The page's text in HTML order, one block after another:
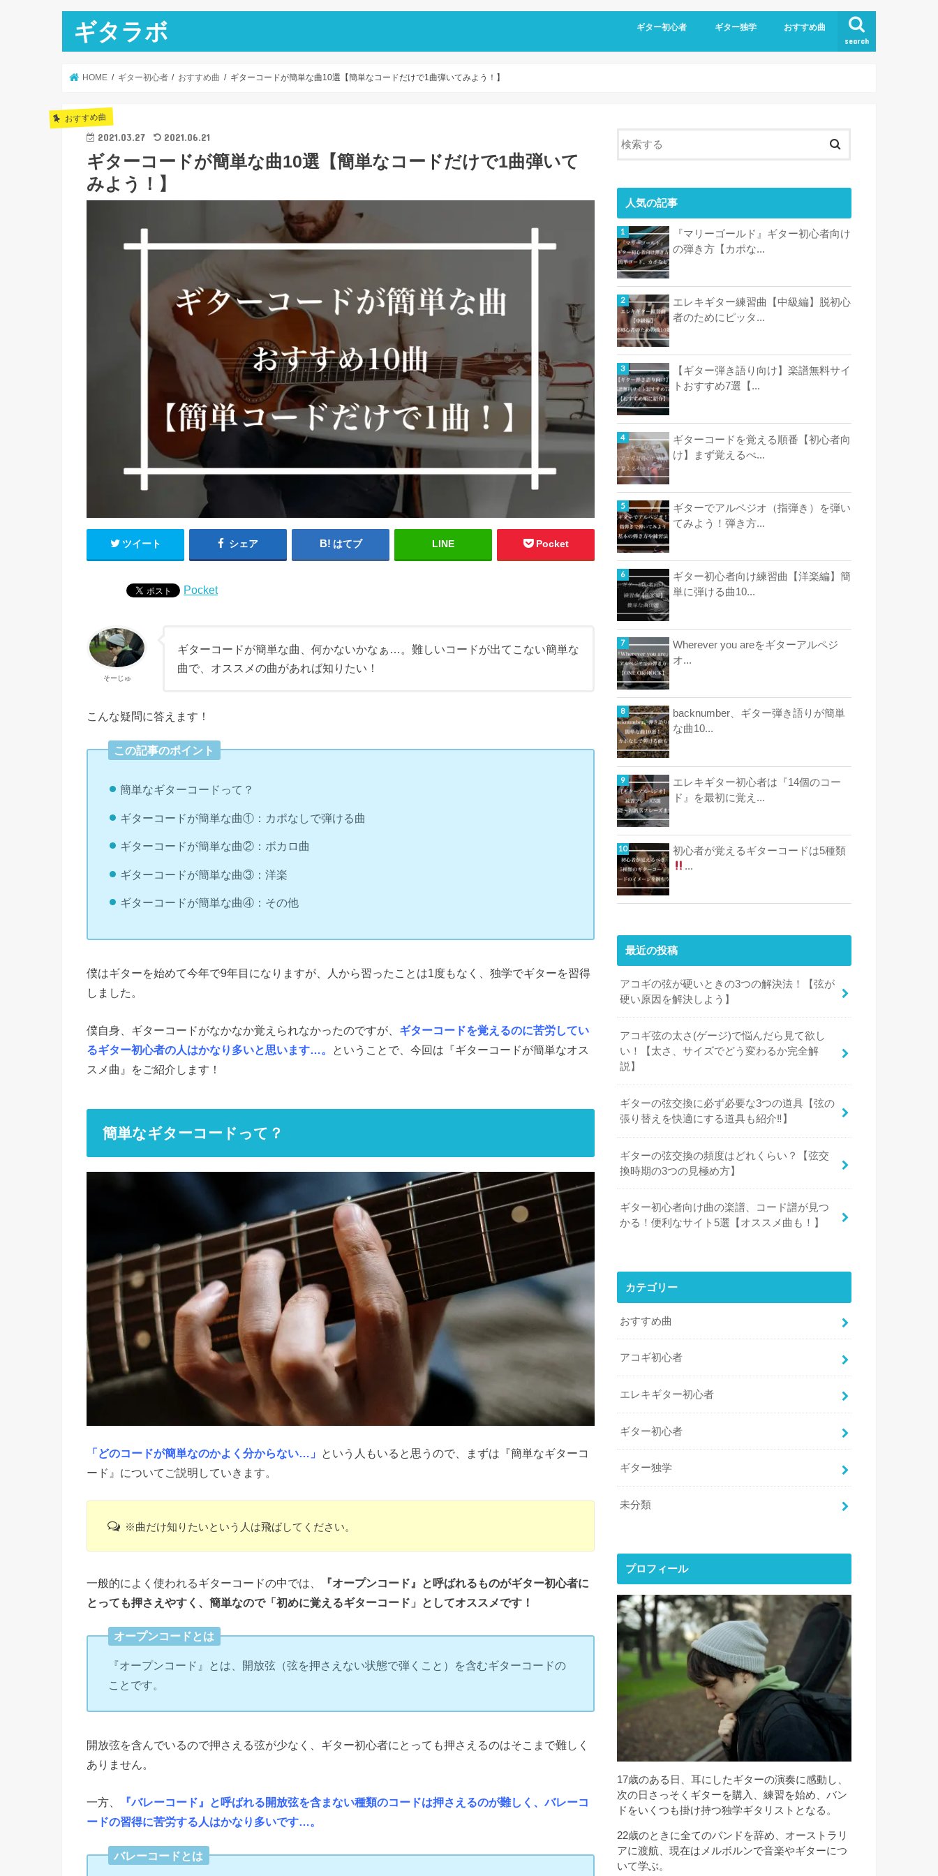
ギタラボ search
ギター初心者 ギター独学 おすすめ曲
HOME ギター初心者 おすすめ曲 ギターコードが簡単な曲10選【簡単なコードだけで1曲弾いてみよう！】
おすすめ曲
2021.03.27 2021.06.21
ギターコードが簡単な曲10選【簡単なコードだけで1曲弾いて
みよう！】
ツイート シェア はてブ LINE Pocket
Pocket
そーじゅ
ギターコードが簡単な曲、何かないかなぁ…。難しいコードが出てこない簡単な
曲で、オススメの曲があれば知りたい！
こんな疑問に答えます！
この記事のポイント
簡単なギターコードって？
ギターコードが簡単な曲①：カポなしで弾ける曲
ギターコードが簡単な曲②：ボカロ曲
ギターコードが簡単な曲③：洋楽
ギターコードが簡単な曲④：その他
僕はギターを始めて今年で9年目になりますが、人から習ったことは1度もなく、独学でギターを習得
しました。
僕自身、ギターコードがなかなか覚えられなかったのですが、 ギターコードを覚えるのに苦労してい
るギター初心者の人はかなり多いと思います…。
ということで、今回は『ギターコードが簡単なオス
スメ曲』をご紹介します！
簡単なギターコードって？
「どのコードが簡単なのかよく分からない…」
という人もいると思うので、まずは『簡単なギターコ
ード』についてご説明していきます。
※曲だけ知りたいという人は飛ばしてください。
一般的によく使われるギターコードの中では、
『オープンコード』と呼ばれるものがギター初心者に
とっても押さえやすく、簡単なので「初めに覚えるギターコード」としてオススメです！
オープンコードとは
『オープンコード』とは、開放弦（弦を押さえない状態で弾くこと）を含むギターコードの
ことです。
開放弦を含んでいるので押さえる弦が少なく、ギター初心者にとっても押さえるのはそこまで難しく
ありません。
一方、
『バレーコード』と呼ばれる開放弦を含まない種類のコードは押さえるのが難しく、バレーコ
ードの習得に苦労する人はかなり多いです…。
バレーコードとは
人気の記事
『マリーゴールド』ギター初心者向け
の弾き方【カポな...
エレキギター練習曲【中級編】脱初心
者のためにピッタ...
【ギター弾き語り向け】楽譜無料サイ
トおすすめ7選【...
ギターコードを覚える順番【初心者向
け】まず覚えるべ...
ギターでアルペジオ（指弾き）を弾い
てみよう！弾き方...
ギター初心者向け練習曲【洋楽編】簡
単に弾ける曲10...
Wherever you areをギターアルペジ
オ...
backnumber、ギター弾き語りが簡単
な曲10...
エレキギター初心者は『14個のコー
ド』を最初に覚え...
初心者が覚えるギターコードは5種類
...
最近の投稿
アコギの弦が硬いときの3つの解決法！【弦が
硬い原因を解決しよう】
アコギ弦の太さ(ゲージ)で悩んだら見て欲し
い！【太さ、サイズでどう変わるか完全解
説】
ギターの弦交換に必ず必要な3つの道具【弦の
張り替えを快適にする道具も紹介‼︎】
ギターの弦交換の頻度はどれくらい？【弦交
換時期の3つの見極め方】
ギター初心者向け曲の楽譜、コード譜が見つ
かる！便利なサイト5選【オススメ曲も！】
カテゴリー
おすすめ曲
アコギ初心者
エレキギター初心者
ギター初心者
ギター独学
未分類
プロフィール
17歳のある日、耳にしたギターの演奏に感動し、
次の日さっそくギターを購入、練習を始め、バン
ドをいくつも掛け持つ独学ギタリストとなる。
22歳のときに全てのバンドを辞め、オーストラリ
アに渡航、現在はメルボルンで音楽やギターにつ
いて学ぶ。